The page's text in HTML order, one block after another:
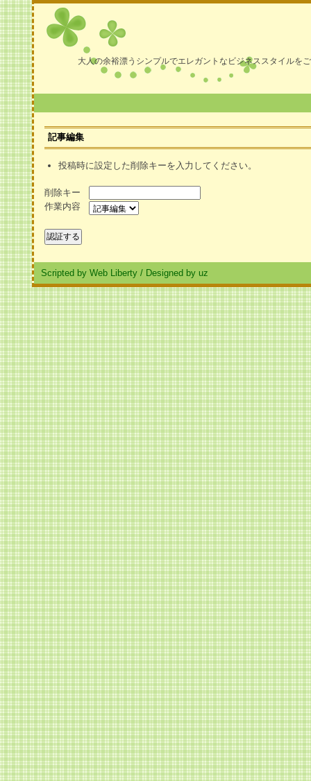
大人の余裕漂うシンプルでエレガントなビジネススタイルを
記事編集
投稿時に設定した削除キーを入力してください。
削除キー
作業内容
Scripted by Web Liberty / Designed by uz